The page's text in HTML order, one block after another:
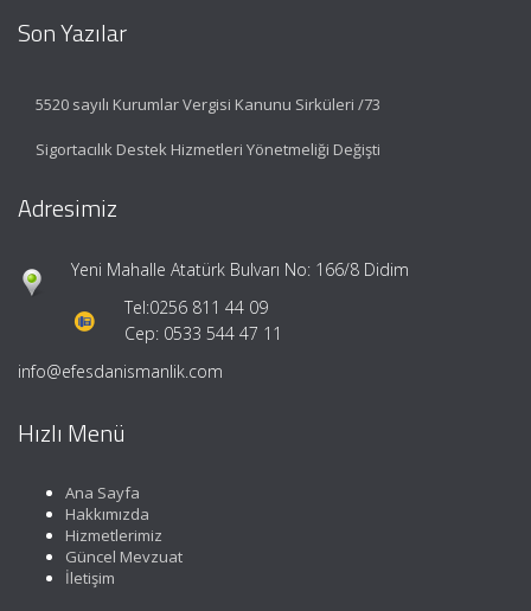
Son Yazılar
5520 sayılı Kurumlar Vergisi Kanunu Sirküleri /73
Sigortacılık Destek Hizmetleri Yönetmeliği Değişti
Adresimiz
Yeni Mahalle Atatürk Bulvarı No: 166/8 Didim
Tel:0256 811 44 09
Cep: 0533 544 47 11
info@efesdanismanlik.com
Hızlı Menü
Ana Sayfa
Hakkımızda
Hizmetlerimiz
Güncel Mevzuat
İletişim